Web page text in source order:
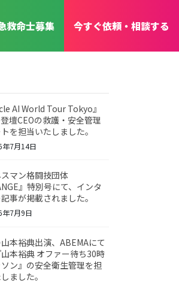
救命士募集 今すぐ依頼・相談する
AI World Tour Tokyo』
壇CEOの救護・安全管理
を担当いたしました。
年7月14日
マン格闘技団体
』特別号にて、インタ
事が掲載されました。
年7月9日
本裕典出演、ABEMAにて
本裕典 オファー待ち30時
ン』の安全衛生管理を担
ました。